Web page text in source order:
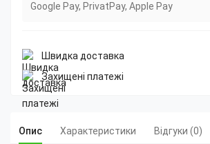
Google Pay, PrivatPay, Apple Pay
Швидка доставка
Захищені платежі
Опис Характеристики Відгуки (0)